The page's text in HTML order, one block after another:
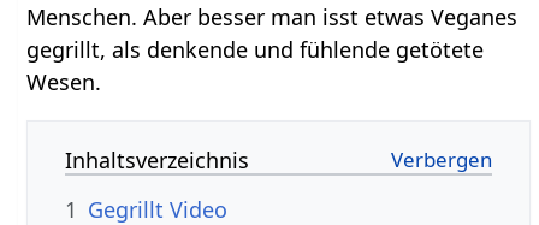
Menschen. Aber besser man isst etwas Veganes
gegrillt, als denkende und fühlende getötete
Wesen.
Inhaltsverzeichnis
1
Gegrillt‏‎ Video